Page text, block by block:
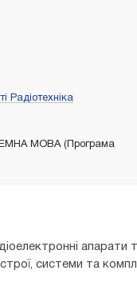
Радіотехніка
МОВА (Програма
апарати
системи та